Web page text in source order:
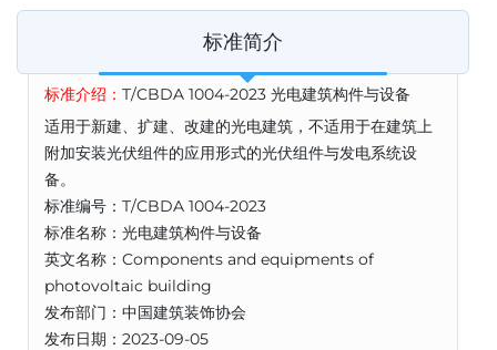
标准简介
标准介绍： T/CBDA 1004-2023 光电建筑构件与设备
适用于新建、扩建、改建的光电建筑，不适用于在建筑上
附加安装光伏组件的应用形式的光伏组件与发电系统设
备。
标准编号：T/CBDA 1004-2023
标准名称：光电建筑构件与设备
英文名称：Components and equipments of
photovoltaic building
发布部门：中国建筑装饰协会
发布日期：2023-09-05